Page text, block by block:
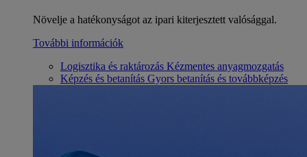
Növelje a hatékonyságot az ipari kiterjesztett valósággal.
További információk
Logisztika és raktározás Kézmentes anyagmozgatás
Képzés és betanítás Gyors betanítás és továbbképzés